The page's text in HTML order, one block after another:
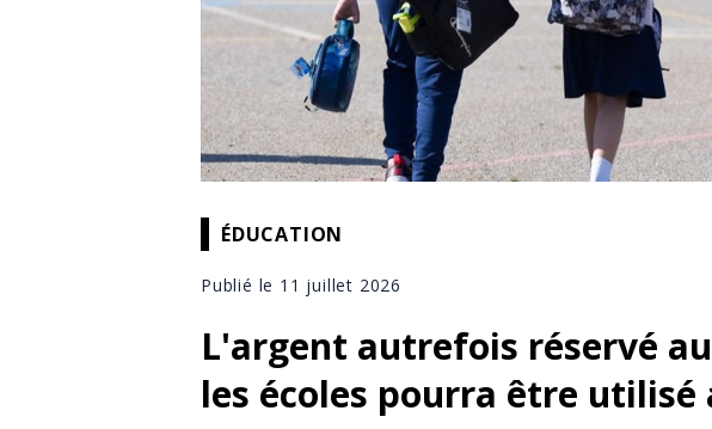
ÉDUCATION
Publié le 11 juillet 2026
L'argent autrefois réservé
les écoles pourra être utilisé